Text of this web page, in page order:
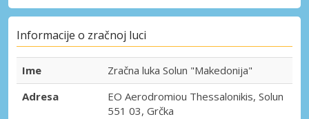
Informacije o zračnoj luci
Ime
Zračna luka Solun "Makedonija"
Adresa
EO Aerodromiou Thessalonikis, Solun
551 03, Grčka